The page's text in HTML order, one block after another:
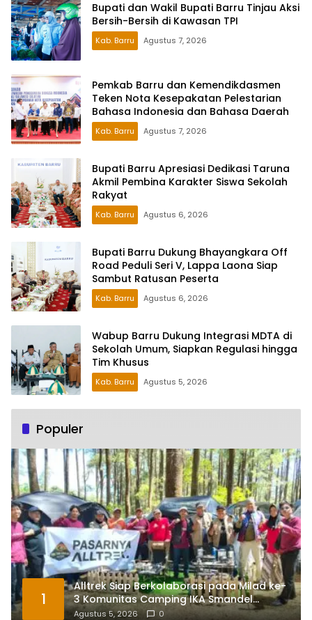
Bupati dan Wakil Bupati Barru Tinjau Aksi
Bersih-Bersih di Kawasan TPI
Kab. Barru Agustus 7, 2026
Pemkab Barru dan Kemendikdasmen
Teken Nota Kesepakatan Pelestarian
Bahasa Indonesia dan Bahasa Daerah
Kab. Barru Agustus 7, 2026
Bupati Barru Apresiasi Dedikasi Taruna
Akmil Pembina Karakter Siswa Sekolah
Rakyat
Kab. Barru Agustus 6, 2026
Bupati Barru Dukung Bhayangkara Off
Road Peduli Seri V, Lappa Laona Siap
Sambut Ratusan Peserta
Kab. Barru Agustus 6, 2026
Wabup Barru Dukung Integrasi MDTA di
Sekolah Umum, Siapkan Regulasi hingga
Tim Khusus
Kab. Barru Agustus 5, 2026
Populer
1
Alltrek Siap Berkolaborasi pada Milad ke-
3 Komunitas Camping IKA Smandel
Makassar di Malino
Agustus 5, 2026 0